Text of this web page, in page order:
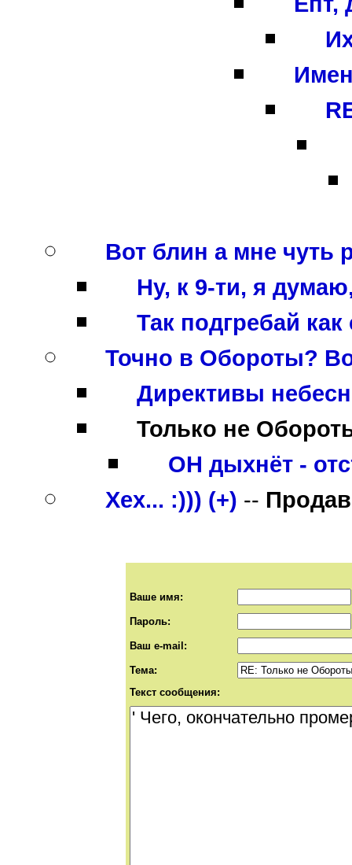
Вот блин а мне чуть
Ну, к 9-ти, я
Так подгребай
Точно в Обороты?
Директивы
Только не
ОН дыхнёт -
Хех... :))) (+) --
Ваше имя:
Пароль:
Ваш e-mail:
Тема:
Текст сообщения: